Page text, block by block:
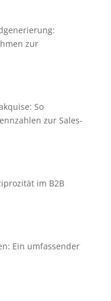
zur
So
zur Sales-
im B2B
Ein umfassender